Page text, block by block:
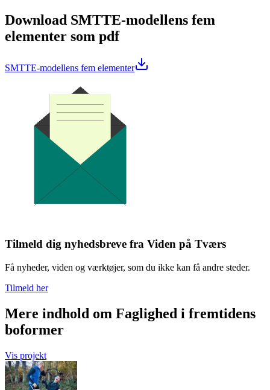
Download SMTTE-modellens fem
elementer som pdf
SMTTE-modellens fem elementer
Tilmeld dig nyhedsbreve fra Viden på Tværs
Få nyheder, viden og værktøjer, som du ikke kan få andre steder.
Tilmeld her
Mere indhold om Faglighed i fremtidens
boformer
Vis projekt